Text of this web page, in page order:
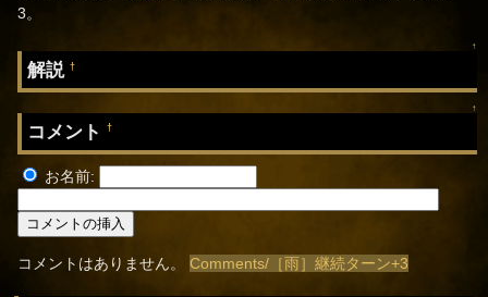
3。
↑
解説†
↑
コメント†
お名前:
コメントはありません。Comments/［雨］継続ターン+3